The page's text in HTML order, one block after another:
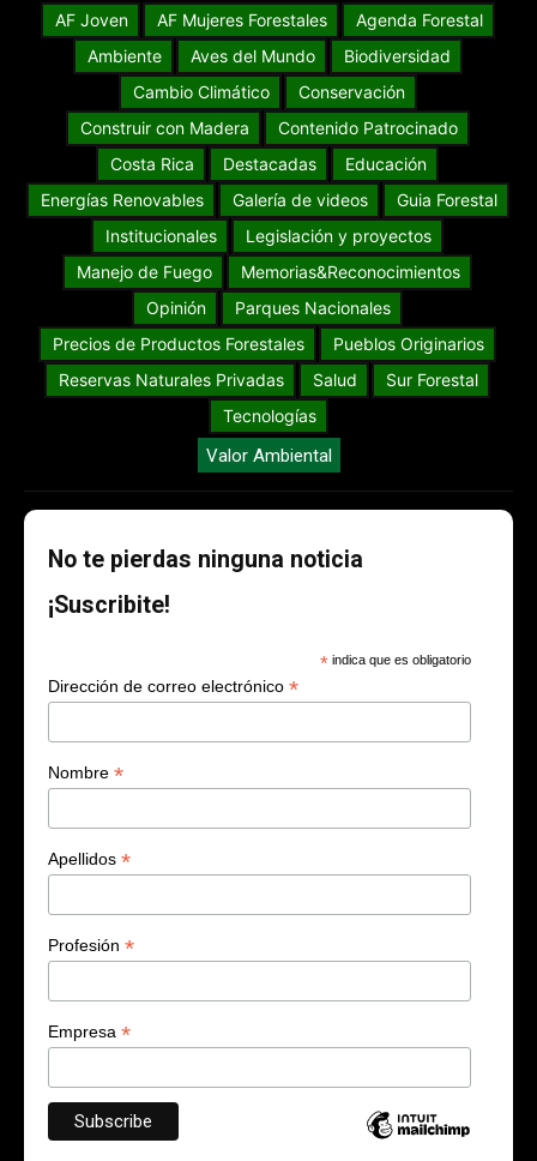
AF Joven AF Mujeres Forestales
Agenda Forestal
Ambiente
Aves del Mundo
Biodiversidad
Cambio Climático
Conservación
Construir con Madera
Contenido Patrocinado
Costa Rica
Destacadas
Educación
Energías Renovables
Galería de videos
Guia Forestal
Institucionales
Legislación y proyectos
Manejo de Fuego
Memorias&Reconocimientos
Opinión
Parques Nacionales
Precios de Productos Forestales
Pueblos Originarios
Reservas Naturales Privadas
Salud
Sur Forestal
Tecnologías
Valor Ambiental
No te pierdas ninguna noticia
¡Suscribite!
* indica que es obligatorio
Dirección de correo electrónico *
Nombre *
Apellidos *
Profesión *
Empresa *